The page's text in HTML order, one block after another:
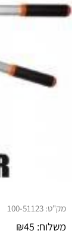
מק"ט: 100-51123
משלוח: ₪45